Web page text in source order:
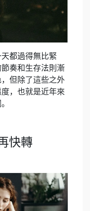
都過得無比緊
奏和生存法則漸
但除了這些之外
，也就是近年來
快轉